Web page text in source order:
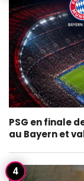
PSG en finale
au Bayern et